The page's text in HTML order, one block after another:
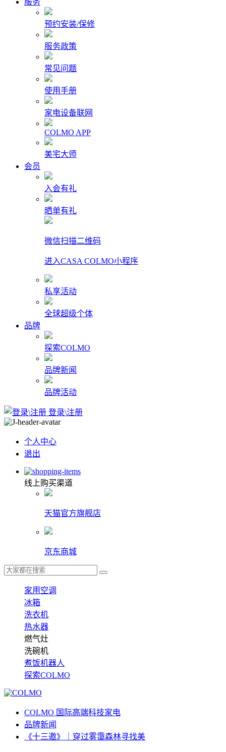
服务
预约安装/保修
服务政策
常见问题
使用手册
家电设备联网
COLMO APP
美宅大师
会员
入会有礼
晒单有礼
微信扫描二维码
进入CASA COLMO小程序
私享活动
全球超级个体
品牌
探索COLMO
品牌新闻
品牌活动
登录\注册
个人中心
退出
线上购买渠道
天猫官方旗舰店
京东商城
家用空调
冰箱
洗衣机
热水器
燃气灶
洗碗机
煮饭机器人
探索COLMO
COLMO 国际高端科技家电
品牌新闻
《十三邀》｜穿过雾霭森林寻找美